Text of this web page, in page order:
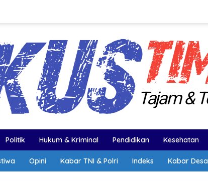
Politik Hukum & Kriminal Pendidikan Kesehatan
Opini Kabar TNI & Polri Indeks Kabar Desa